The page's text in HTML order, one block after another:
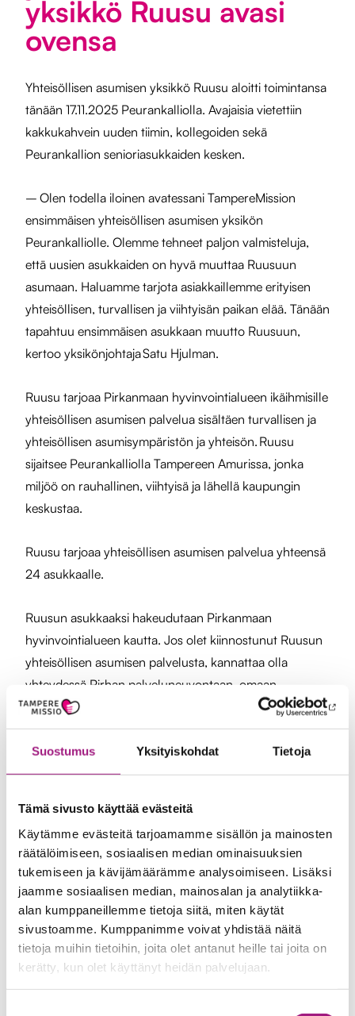
Suostumus Yksityiskohdat Tietoja
Tämä sivusto käyttää evästeitä
Käytämme evästeitä tarjoamamme sisällön ja mainosten
räätälöimiseen, sosiaalisen median ominaisuuksien
tukemiseen ja kävijämäärämme analysoimiseen. Lisäksi
jaamme sosiaalisen median, mainosalan ja analytiikka-
alan kumppaneillemme tietoja siitä, miten käytät
sivustoamme. Kumppanimme voivat yhdistää näitä
tietoja muihin tietoihin, joita olet antanut heille tai joita on
kerätty, kun olet käyttänyt heidän palvelujaan.
yksikkö Ruusu avasi
ovensa
Yhteisöllisen asumisen yksikkö Ruusu aloitti toimintansa
tänään 17.11.2025 Peurankalliolla. Avajaisia vietettiin
kakkukahvein uuden tiimin, kollegoiden sekä
Peurankallion senioriasukkaiden kesken.
– Olen todella iloinen avatessani TampereMission
ensimmäisen yhteisöllisen asumisen yksikön
Peurankalliolle. Olemme tehneet paljon valmisteluja,
että uusien asukkaiden on hyvä muuttaa Ruusuun
asumaan. Haluamme tarjota asiakkaillemme erityisen
yhteisöllisen, turvallisen ja viihtyisän paikan elää. Tänään
tapahtuu ensimmäisen asukkaan muutto Ruusuun,
kertoo yksikönjohtaja Satu Hjulman.
Ruusu tarjoaa Pirkanmaan hyvinvointialueen ikäihmisille
yhteisöllisen asumisen palvelua sisältäen turvallisen ja
yhteisöllisen asumisympäristön ja yhteisön. Ruusu
sijaitsee Peurankalliolla Tampereen Amurissa, jonka
miljöö on rauhallinen, viihtyisä ja lähellä kaupungin
keskustaa.
Ruusu tarjoaa yhteisöllisen asumisen palvelua yhteensä
24 asukkaalle.
Ruusun asukkaaksi hakeudutaan Pirkanmaan
hyvinvointialueen kautta. Jos olet kiinnostunut Ruusun
yhteisöllisen asumisen palvelusta, kannattaa olla
yhteydessä Pirhan palveluneuvontaan, omaan
asiakasohjaajaan tai omaan kotihoitoyksikköön.
Tiedusteluihin Ruusun toiminnasta ja arjesta vastaa
yksikönjohtaja Satu Hjulman.
Tiedustelut ja lisätietoja